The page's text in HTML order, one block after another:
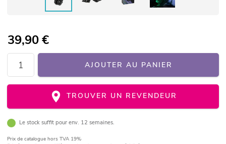
39,90€
AJOUTER AU PANIER
TROUVER UN REVENDEUR
Le stock suffit pour env. 12 semaines.
Prix de catalogue hors TVA 19%